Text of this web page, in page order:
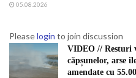
05.08.2026
Pleaselogin to join discussion
VIDEO // Resturi
căpșunelor, arse
amendate cu